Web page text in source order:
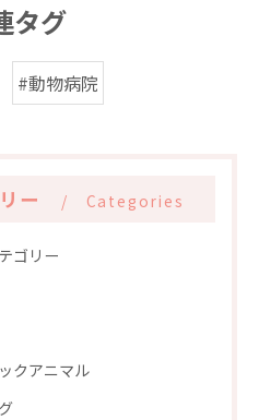
タグ
#動物病院
ー Categories
ゴリー
クアニマル